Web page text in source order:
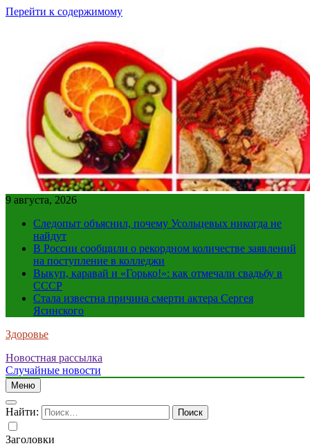
Перейти к содержимому
9 августа, 2026
Следопыт объяснил, почему Усольцевых никогда не
найдут
В России сообщили о рекордном количестве заявлений
на поступление в колледжи
Выкуп, каравай и «Горько!»: как отмечали свадьбу в
СССР
Стала известна причина смерти актера Сергея
Ясинского
Здоровье
Новостная рассылка
Случайные новости
Меню
Найти:
Заголовки